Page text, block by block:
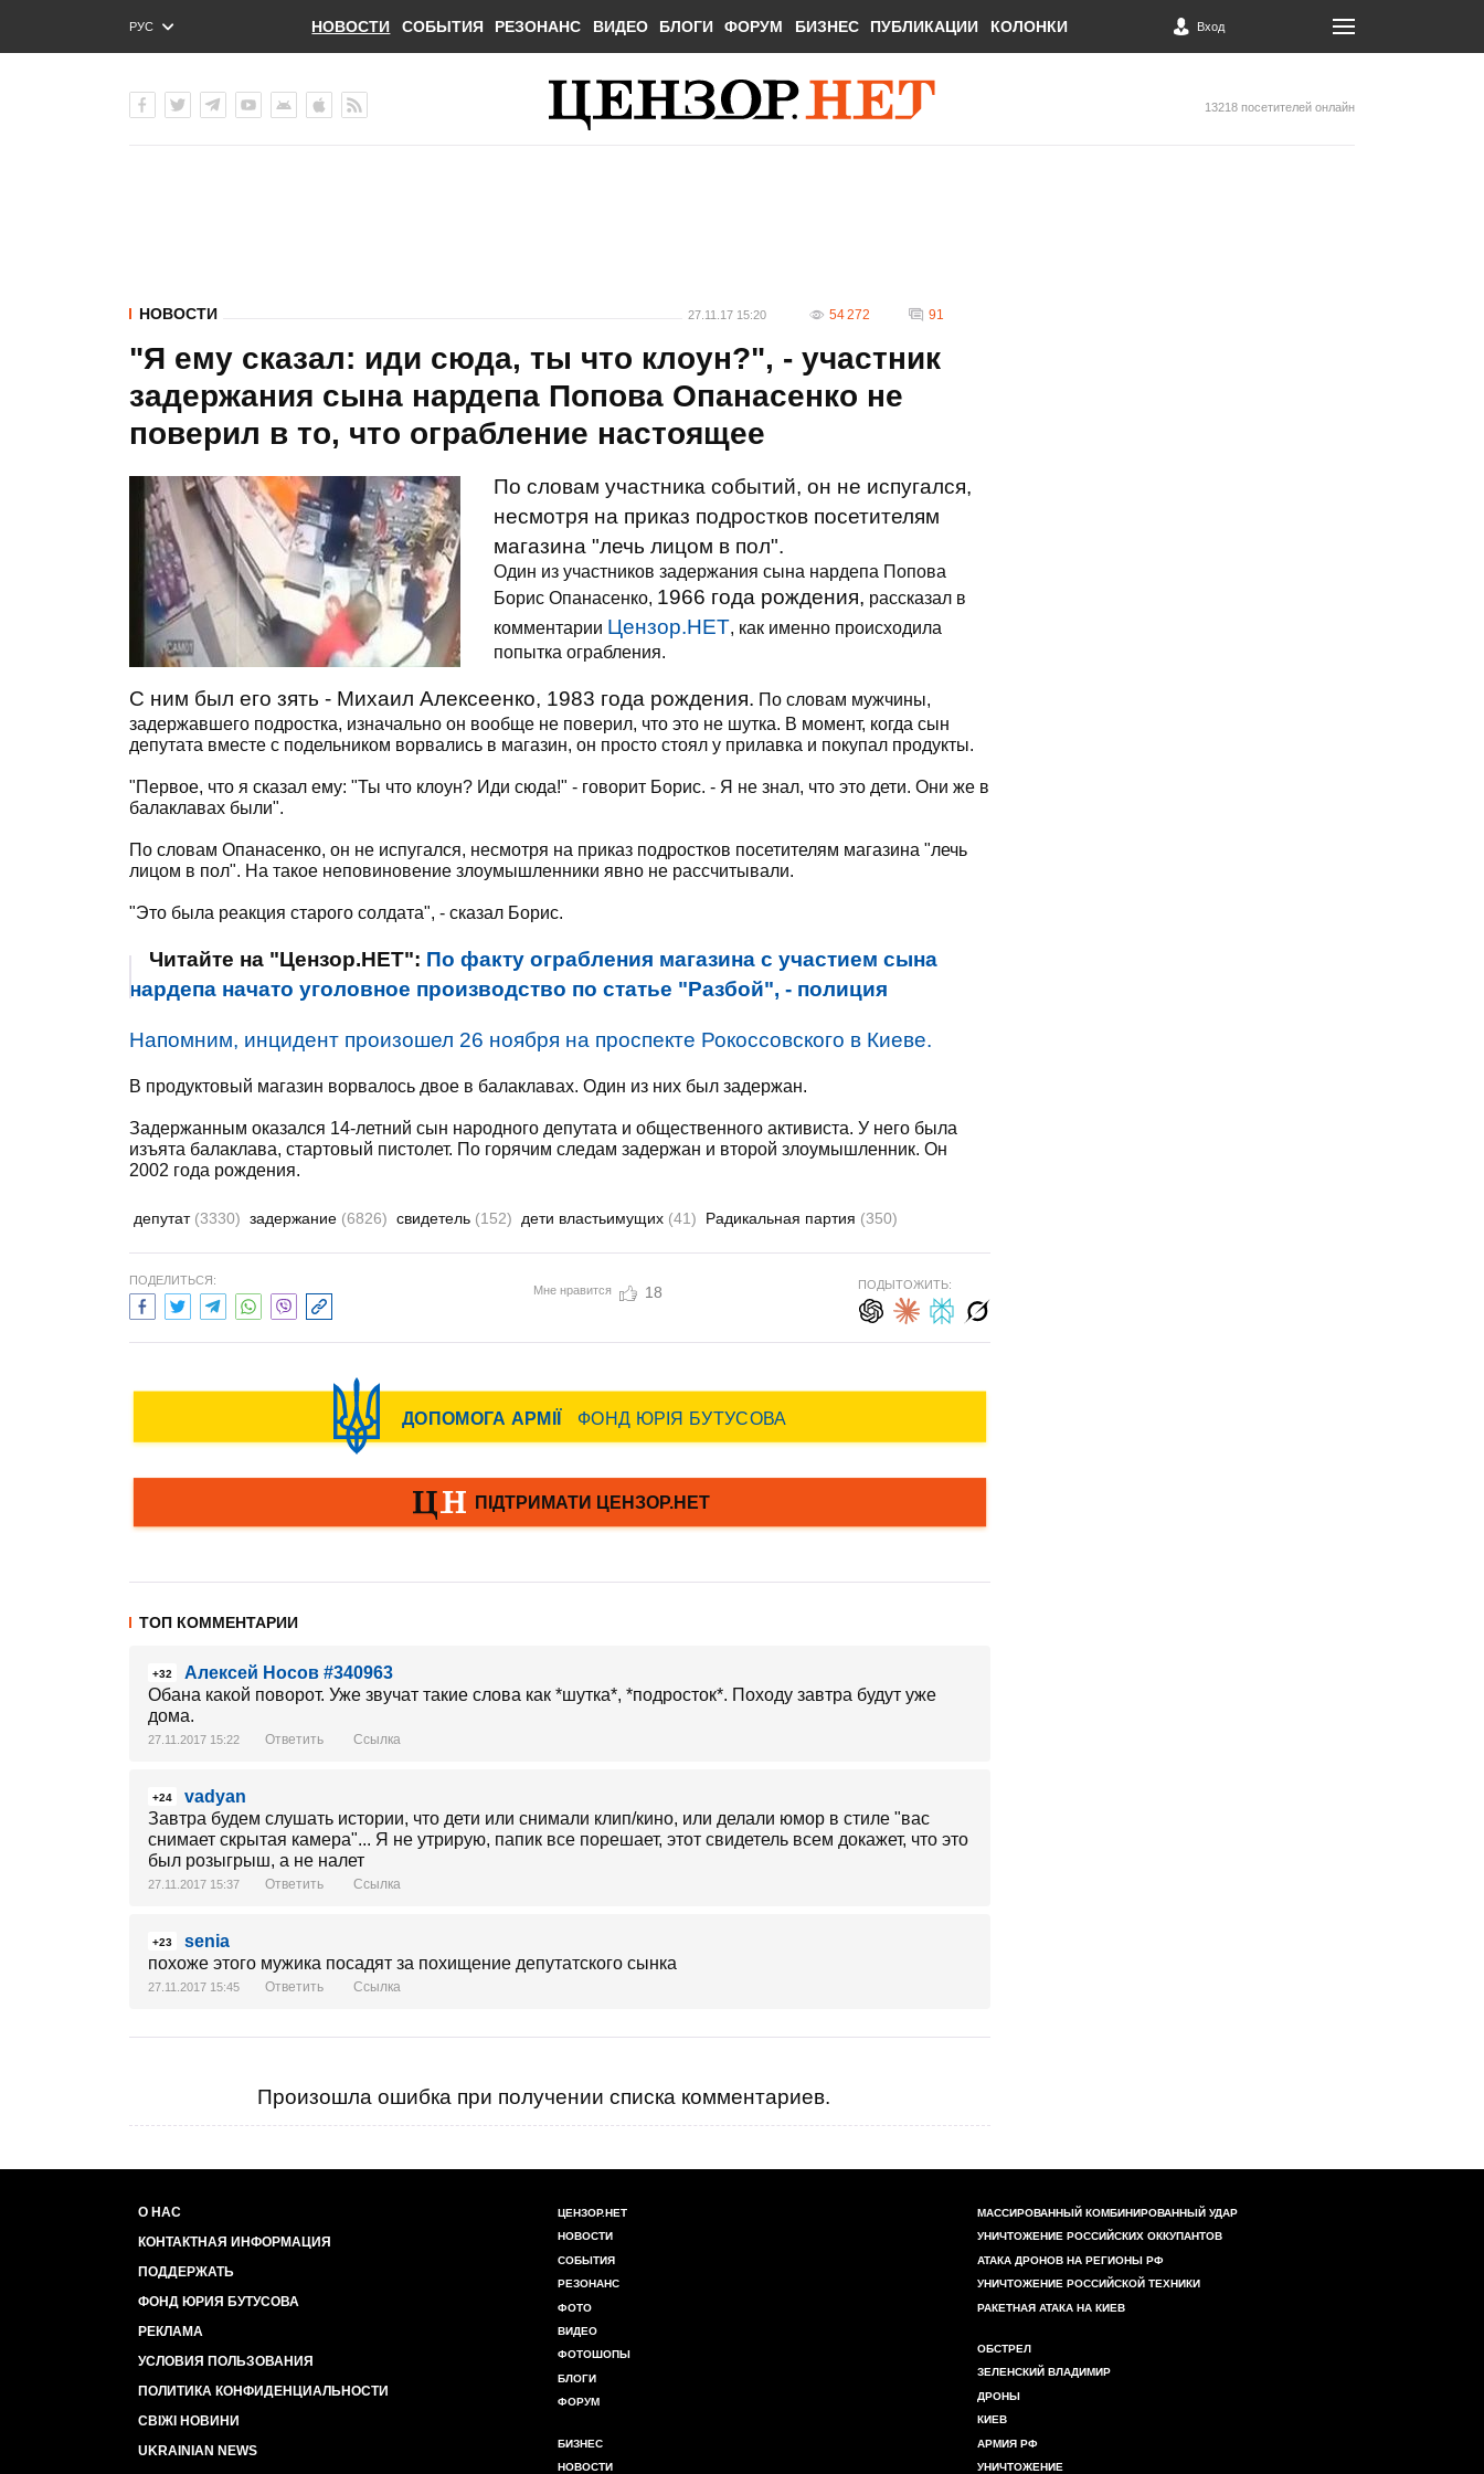
РУС
ENG
НОВОСТИ СОБЫТИЯ РЕЗОНАНС ВИДЕО БЛОГИ ФОРУМ БИЗНЕС ПУБЛИКАЦИИ КОЛОНКИ Вход
13218 посетителей онлайн
НОВОСТИ 27.11.17 15:20 54 272 91
"Я ему сказал: иди сюда, ты что клоун?", - участник
задержания сына нардепа Попова Опанасенко не
поверил в то, что ограбление настоящее
По словам участника событий, он не испугался,
несмотря на приказ подростков посетителям
магазина "лечь лицом в пол".
Один из участников задержания сына нардепа Попова
Борис Опанасенко, 1966 года рождения, рассказал в
комментарии Цензор.НЕТ, как именно происходила
попытка ограбления.
С ним был его зять - Михаил Алексеенко, 1983 года рождения. По словам мужчины,
задержавшего подростка, изначально он вообще не поверил, что это не шутка. В момент, когда сын
депутата вместе с подельником ворвались в магазин, он просто стоял у прилавка и покупал продукты.
"Первое, что я сказал ему: "Ты что клоун? Иди сюда!" - говорит Борис. - Я не знал, что это дети. Они же в
балаклавах были".
По словам Опанасенко, он не испугался, несмотря на приказ подростков посетителям магазина "лечь
лицом в пол". На такое неповиновение злоумышленники явно не рассчитывали.
"Это была реакция старого солдата", - сказал Борис.
Читайте на "Цензор.НЕТ": По факту ограбления магазина с участием сына
нардепа начато уголовное производство по статье "Разбой", - полиция
Напомним, инцидент произошел 26 ноября на проспекте Рокоссовского в Киеве.
В продуктовый магазин ворвалось двое в балаклавах. Один из них был задержан.
Задержанным оказался 14-летний сын народного депутата и общественного активиста. У него была
изъята балаклава, стартовый пистолет. По горячим следам задержан и второй злоумышленник. Он
2002 года рождения.
депутат (3330) задержание (6826) свидетель (152) дети властьимущих (41) Радикальная партия (350)
ПОДЕЛИТЬСЯ:
Мне нравится 18 ПОДЫТОЖИТЬ:
ТОП КОММЕНТАРИИ
+32
Алексей Носов #340963
Обана какой поворот. Уже звучат такие слова как *шутка*, *подросток*. Походу завтра будут уже
дома.
27.11.2017 15:22 Ответить Ссылка
+24
vadyan
Завтра будем слушать истории, что дети или снимали клип/кино, или делали юмор в стиле "вас
снимает скрытая камера"... Я не утрирую, папик все порешает, этот свидетель всем докажет, что это
был розыгрыш, а не налет
27.11.2017 15:37 Ответить Ссылка
+23
senia
похоже этого мужика посадят за похищение депутатского сынка
27.11.2017 15:45 Ответить Ссылка
Произошла ошибка при получении списка комментариев.
О НАС
КОНТАКТНАЯ ИНФОРМАЦИЯ
ПОДДЕРЖАТЬ
ФОНД ЮРИЯ БУТУСОВА
РЕКЛАМА
УСЛОВИЯ ПОЛЬЗОВАНИЯ
ПОЛИТИКА КОНФИДЕНЦИАЛЬНОСТИ
СВІЖІ НОВИНИ
UKRAINIAN NEWS
ЦЕНЗОР.НЕТ
НОВОСТИ
СОБЫТИЯ
РЕЗОНАНС
ФОТО
ВИДЕО
ФОТОШОПЫ
БЛОГИ
ФОРУМ
БИЗНЕС
НОВОСТИ
МАССИРОВАННЫЙ КОМБИНИРОВАННЫЙ УДАР
УНИЧТОЖЕНИЕ РОССИЙСКИХ ОККУПАНТОВ
АТАКА ДРОНОВ НА РЕГИОНЫ РФ
УНИЧТОЖЕНИЕ РОССИЙСКОЙ ТЕХНИКИ
РАКЕТНАЯ АТАКА НА КИЕВ
ОБСТРЕЛ
ЗЕЛЕНСКИЙ ВЛАДИМИР
ДРОНЫ
КИЕВ
АРМИЯ РФ
УНИЧТОЖЕНИЕ